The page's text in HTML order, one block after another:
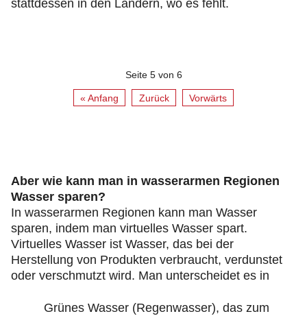
stattdessen in den Ländern, wo es fehlt.
Seite 5 von 6
« Anfang Zurück Vorwärts
Aber wie kann man in wasserarmen Regionen
Wasser sparen?
In wasserarmen Regionen kann man Wasser
sparen, indem man virtuelles Wasser spart.
Virtuelles Wasser ist Wasser, das bei der
Herstellung von Produkten verbraucht, verdunstet
oder verschmutzt wird. Man unterscheidet es in
Grünes Wasser (Regenwasser), das zum